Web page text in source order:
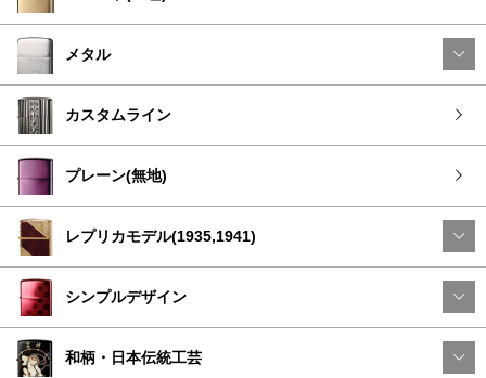
メタル
カスタムライン
プレーン(無地)
レプリカモデル(1935,1941)
シンプルデザイン
和柄・日本伝統工芸